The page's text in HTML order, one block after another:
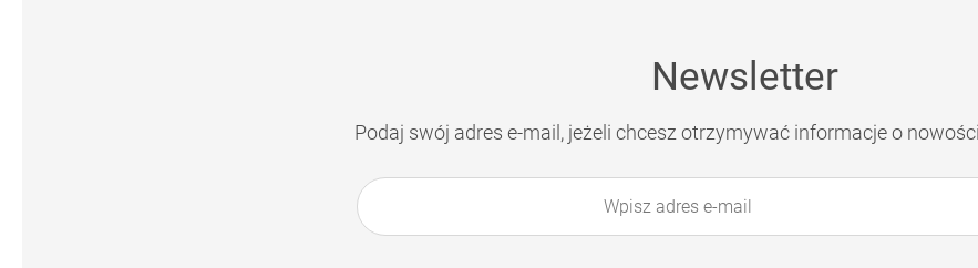
Newsletter
Podaj swój adres e-mail, jeżeli chcesz otrzymywać informacje o